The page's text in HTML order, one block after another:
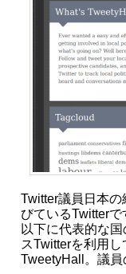
Twitter議員日本
びているTwitterで
以下に代表的な
スTwitterを利用
TweetyHall。議